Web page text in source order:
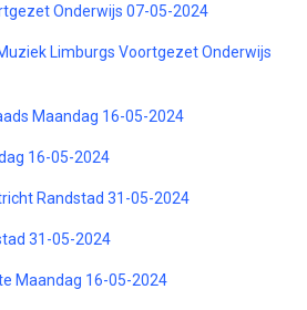
Onderwijs 07-05-2024
Limburgs Voortgezet Onderwijs
Maandag 16-05-2024
16-05-2024
Randstad 31-05-2024
31-05-2024
Maandag 16-05-2024